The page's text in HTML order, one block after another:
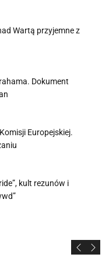
Wartą przyjemne z
Dokument
Europejskiej.
kult rezunów i